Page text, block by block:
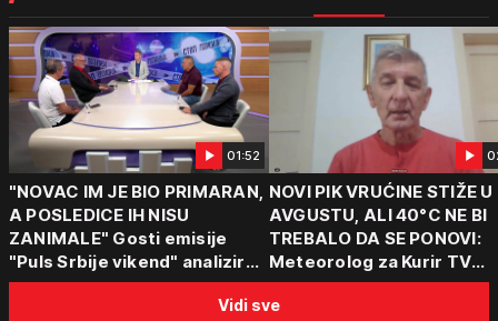
01:52
"NOVAC IM JE BIO PRIMARAN,
A POSLEDICE IH NISU
ZANIMALE" Gosti emisije
"Puls Srbije vikend" analizirali
slučajeve koji su potresli
Srbiju: Zločin se ne isplati
NOVI PIK VRUĆINE STIŽE U
AVGUSTU, ALI 40°C NE BI
TREBALO DA SE PONOVI:
Meteorolog za Kurir TV
objasnio šta nas čeka:
za ozbiljne padavine su
Vidi sve